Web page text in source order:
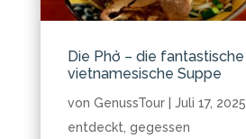
Die Phở – die fantastische
vietnamesische Suppe
von GenussTour| Juli 17, 2025
entdeckt, gegessen